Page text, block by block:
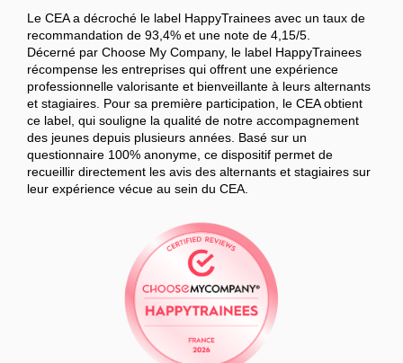
Le CEA a décroché le label HappyTrainees avec un taux de
recommandation de 93,4% et une note de 4,15/5.
Décerné par Choose My Company, le label HappyTrainees
récompense les entreprises qui offrent une expérience
professionnelle valorisante et bienveillante à leurs alternants
et stagiaires. Pour sa première participation, le CEA obtient
ce label, qui souligne la qualité de notre accompagnement
des jeunes depuis plusieurs années. Basé sur un
questionnaire 100% anonyme, ce dispositif permet de
recueillir directement les avis des alternants et stagiaires sur
leur expérience vécue au sein du CEA.